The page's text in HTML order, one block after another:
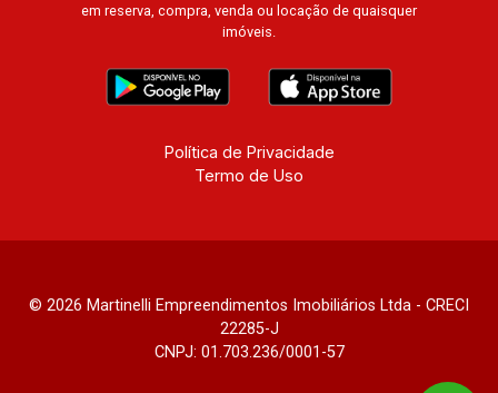
em reserva, compra, venda ou locação de quaisquer
imóveis.
Política de Privacidade
Termo de Uso
© 2026 Martinelli Empreendimentos Imobiliários Ltda - CRECI
22285-J
CNPJ: 01.703.236/0001-57